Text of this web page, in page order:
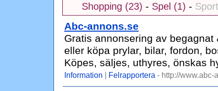
Shopping (23) - Spel (1) - Sport
Abc-annons.se
Gratis annonsering av
eller köpa prylar, bilar, fordon,
Köpes, säljes, uthyres, önskas
Information | Felrapportera - http://www.abc-